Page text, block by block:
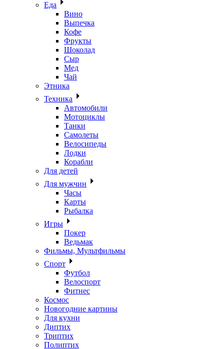
Еда
Вино
Выпечка
Кофе
Фрукты
Шоколад
Сыр
Мед
Чай
Этника
Техника
Автомобили
Мотоциклы
Танки
Самолеты
Велосипеды
Лодки
Корабли
Для детей
Для мужчин
Часы
Карты
Рыбалка
Игры
Покер
Ведьмак
Фильмы, Мультфильмы
Спорт
Футбол
Велоспорт
Фитнес
Космос
Новогодние картины
Для кухни
Диптих
Триптих
Полиптих